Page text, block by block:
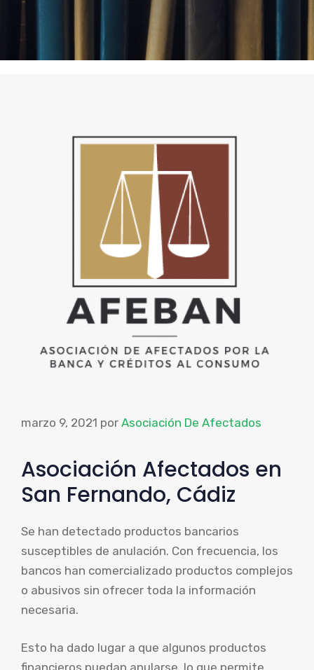
marzo 9, 2021 por Asociación De Afectados
Asociación Afectados en
San Fernando, Cádiz
Se han detectado productos bancarios
susceptibles de anulación. Con frecuencia, los
bancos han comercializado productos complejos
o abusivos sin ofrecer toda la información
necesaria.
Esto ha dado lugar a que algunos productos
financieros puedan anularse, lo que permite